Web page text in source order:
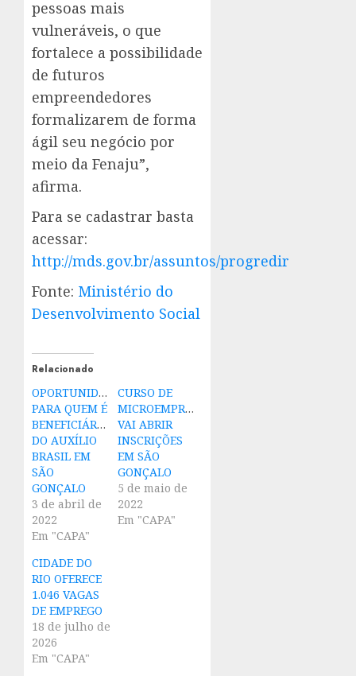
pessoas mais
vulneráveis, o que
fortalece a possibilidade
de futuros
empreendedores
formalizarem de forma
ágil seu negócio por
meio da Fenaju”,
afirma.
Para se cadastrar basta
acessar:
http://mds.gov.br/assuntos/progredir
Fonte: Ministério do
Desenvolvimento Social
Relacionado
OPORTUNIDADE
PARA QUEM É
BENEFICIÁRIO
DO AUXÍLIO
BRASIL EM
SÃO
GONÇALO
3 de abril de
2022
Em "CAPA"
CURSO DE
MICROEMPREENDEDOR
VAI ABRIR
INSCRIÇÕES
EM SÃO
GONÇALO
5 de maio de
2022
Em "CAPA"
CIDADE DO
RIO OFERECE
1.046 VAGAS
DE EMPREGO
18 de julho de
2026
Em "CAPA"